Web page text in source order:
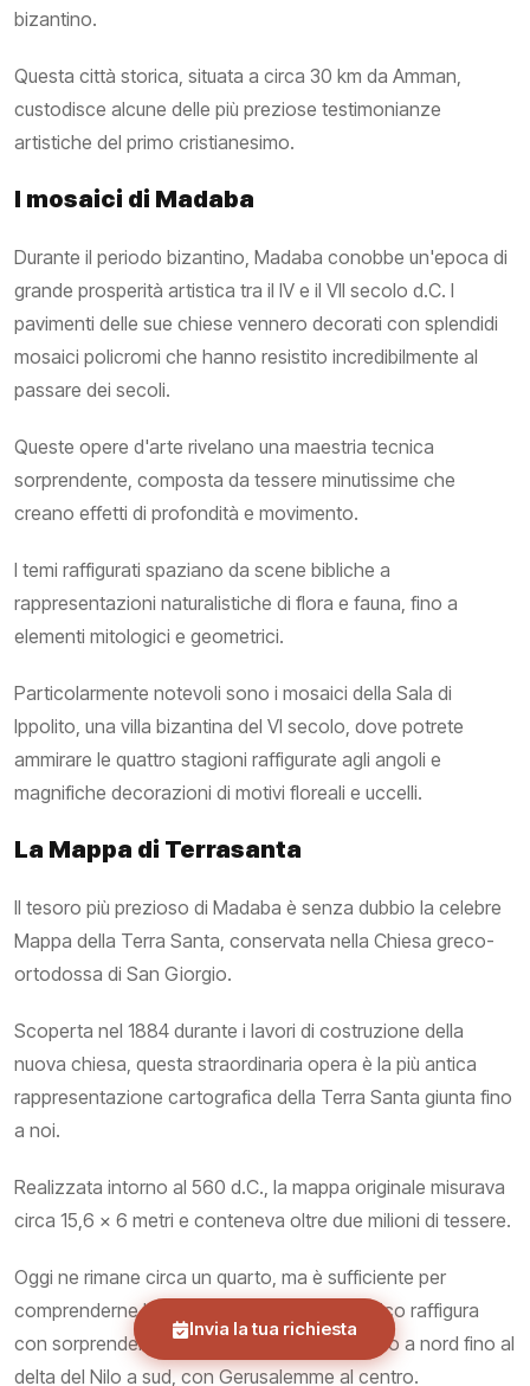
bizantino.
Questa città storica, situata a circa 30 km da Amman,
custodisce alcune delle più preziose testimonianze
artistiche del primo cristianesimo.
I mosaici di Madaba
Durante il periodo bizantino, Madaba conobbe un'epoca di
grande prosperità artistica tra il IV e il VII secolo d.C. I
pavimenti delle sue chiese vennero decorati con splendidi
mosaici policromi che hanno resistito incredibilmente al
passare dei secoli.
Queste opere d'arte rivelano una maestria tecnica
sorprendente, composta da tessere minutissime che
creano effetti di profondità e movimento.
I temi raffigurati spaziano da scene bibliche a
rappresentazioni naturalistiche di flora e fauna, fino a
elementi mitologici e geometrici.
Particolarmente notevoli sono i mosaici della Sala di
Ippolito, una villa bizantina del VI secolo, dove potrete
ammirare le quattro stagioni raffigurate agli angoli e
magnifiche decorazioni di motivi floreali e uccelli.
La Mappa di Terrasanta
Il tesoro più prezioso di Madaba è senza dubbio la celebre
Mappa della Terra Santa, conservata nella Chiesa greco-
ortodossa di San Giorgio.
Scoperta nel 1884 durante i lavori di costruzione della
nuova chiesa, questa straordinaria opera è la più antica
rappresentazione cartografica della Terra Santa giunta fino
a noi.
Realizzata intorno al 560 d.C., la mappa originale misurava
circa 15,6 x 6 metri e conteneva oltre due milioni di tessere.
Oggi ne rimane circa un quarto, ma è sufficiente per
comprenderne l'importanza storica. Il mosaico raffigura
con sorprendente precisione l'area dal Libano a nord fino al
delta del Nilo a sud, con Gerusalemme al centro.
Invia la tua richiesta